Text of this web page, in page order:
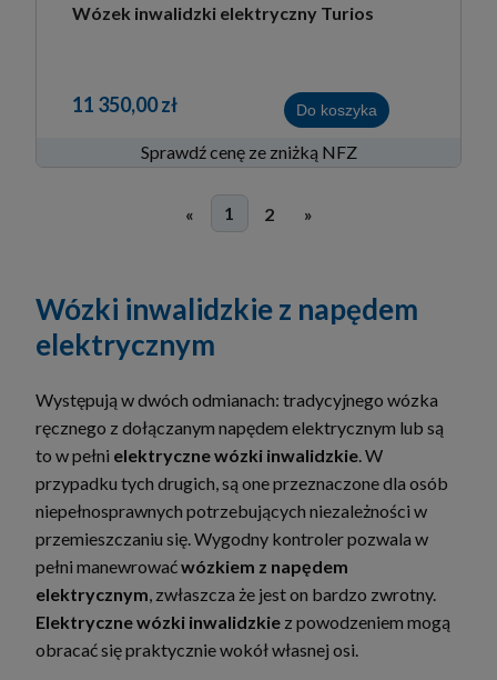
Wózek inwalidzki elektryczny Turios
11 350,00 zł Do koszyka
Sprawdź cenę ze zniżką NFZ
« 1 2 »
Wózki inwalidzkie z napędem
elektrycznym
Występują w dwóch odmianach: tradycyjnego wózka
ręcznego z dołączanym napędem elektrycznym lub są
to w pełni elektryczne wózki inwalidzkie. W
przypadku tych drugich, są one przeznaczone dla osób
niepełnosprawnych potrzebujących niezależności w
przemieszczaniu się. Wygodny kontroler pozwala w
pełni manewrowaćwózkiem z napędem
elektrycznym, zwłaszcza że jest on bardzo zwrotny.
Elektryczne wózki inwalidzkie z powodzeniem mogą
obracać się praktycznie wokół własnej osi.